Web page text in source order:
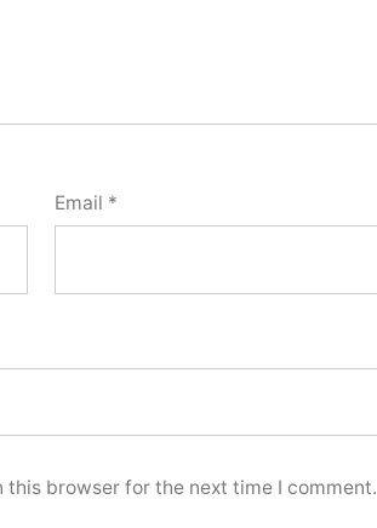
Email *
this browser for the next time I comment.